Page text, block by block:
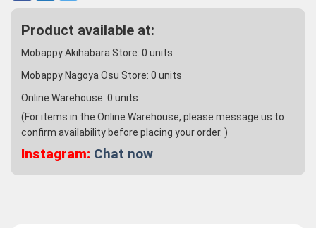
Product available at:
Mobappy Akihabara Store: 0 units
Mobappy Nagoya Osu Store: 0 units
Online Warehouse: 0 units
(For items in the Online Warehouse, please message us to
confirm availability before placing your order. )
Instagram: Chat now